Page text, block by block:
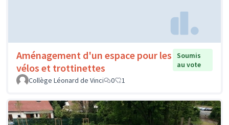
Aménagement d'un espace pour les
vélos et trottinettes
Soumis
au vote
Collège Léonard de Vinci
0 1